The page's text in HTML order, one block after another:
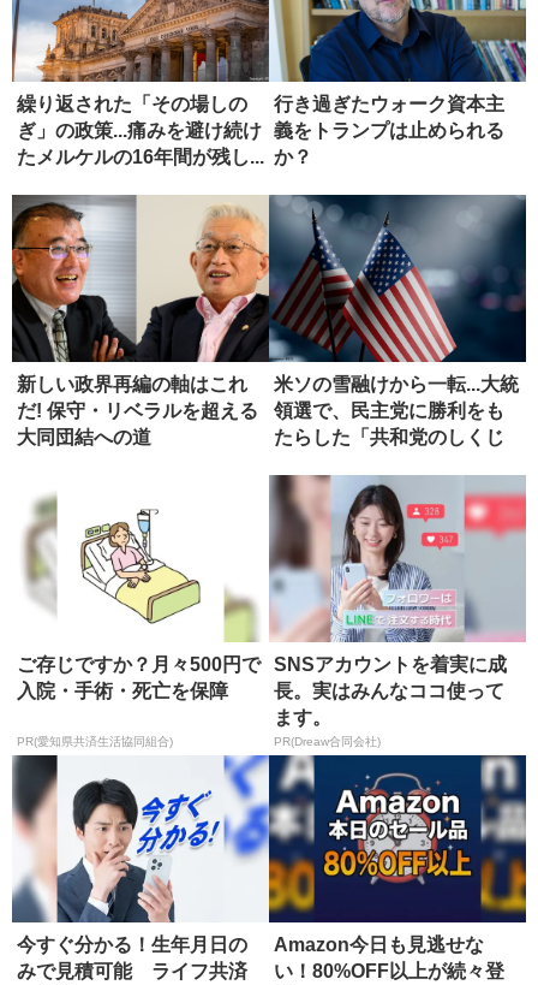
繰り返された「その場しの
ぎ」の政策...痛みを避け続け
たメルケルの16年間が残し...
行き過ぎたウォーク資本主
義をトランプは止められる
か？
新しい政界再編の軸はこれ
だ! 保守・リベラルを超える
大同団結への道
米ソの雪融けから一転...大統
領選で、民主党に勝利をも
たらした「共和党のしくじ
ご存じですか？月々500円で
入院・手術・死亡を保障
PR(愛知県共済生活協同組合)
SNSアカウントを着実に成
長。実はみんなココ使って
ます。
PR(Dreaw合同会社)
今すぐ分かる！生年月日の
みで見積可能 ライフ共済
Amazon今日も見逃せな
い！80%OFF以上が続々登